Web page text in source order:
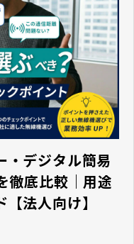
・デジタル簡易
徹底比較｜用途
法人向け】